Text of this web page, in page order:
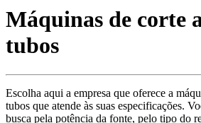
Máquinas de corte
tubos
Escolha aqui a empresa que oferece a
tubos que atende às suas especificações.
busca pela potência da fonte, pelo tipo do